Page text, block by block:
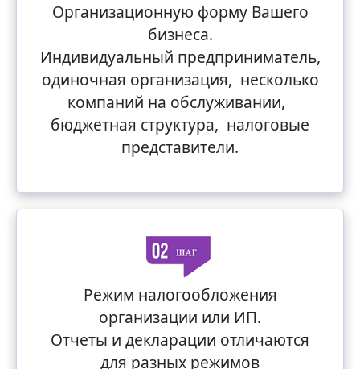
Организационную форму Вашего
бизнеса.
Индивидуальный предприниматель,
одиночная организация, несколько
компаний на обслуживании,
бюджетная структура, налоговые
представители.
Режим налогообложения
организации или ИП.
Отчеты и декларации отличаются
для разных режимов